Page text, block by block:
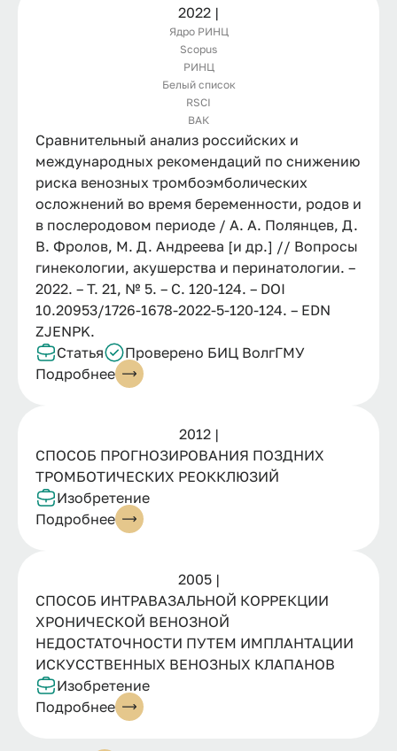
2022 |
Ядро РИНЦ
Scopus
РИНЦ
Белый список
RSCI
ВАК
Сравнительный анализ российских и
международных рекомендаций по снижению
риска венозных тромбоэмболических
осложнений во время беременности, родов и
в послеродовом периоде / А. А. Полянцев, Д.
В. Фролов, М. Д. Андреева [и др.] // Вопросы
гинекологии, акушерства и перинатологии. –
2022. – Т. 21, № 5. – С. 120-124. – DOI
10.20953/1726-1678-2022-5-120-124. – EDN
ZJENPK.
Статья
Проверено БИЦ ВолгГМУ
Подробнее
2012 |
СПОСОБ ПРОГНОЗИРОВАНИЯ ПОЗДНИХ
ТРОМБОТИЧЕСКИХ РЕОККЛЮЗИЙ
Изобретение
Подробнее
2005 |
СПОСОБ ИНТРАВАЗАЛЬНОЙ КОРРЕКЦИИ
ХРОНИЧЕСКОЙ ВЕНОЗНОЙ
НЕДОСТАТОЧНОСТИ ПУТЕМ ИМПЛАНТАЦИИ
ИСКУССТВЕННЫХ ВЕНОЗНЫХ КЛАПАНОВ
Изобретение
Подробнее